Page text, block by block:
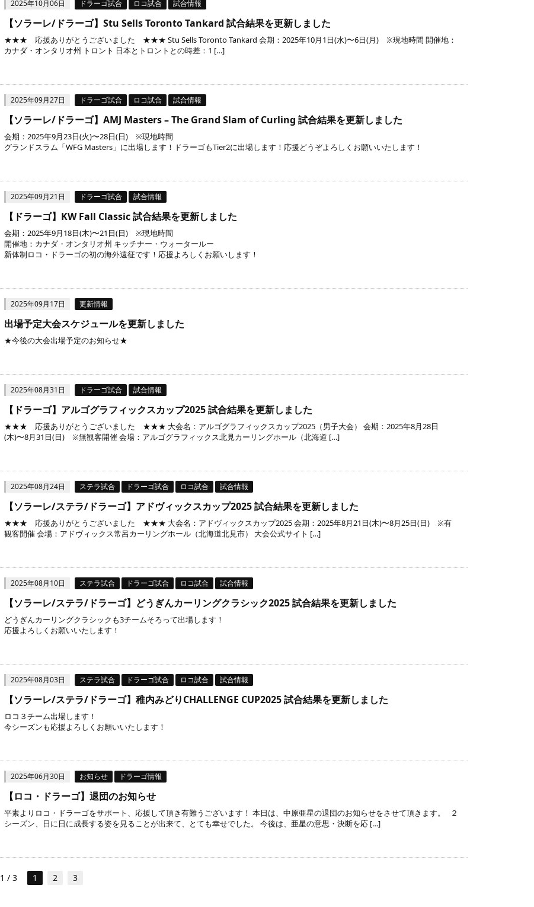
2025年10月06日 ドラーゴ試合 ロコ試合 試合情報
【ソラーレ/ドラーゴ】Stu Sells Toronto Tankard 試合結果を更新しました
★★★ 応援ありがとうございました ★★★ Stu Sells Toronto Tankard 会期：2025年10月1日(水)〜6日(月) ※現地時間 開催地：
カナダ・オンタリオ州 トロント 日本とトロントとの時差：1 […]
2025年09月27日 ドラーゴ試合 ロコ試合 試合情報
【ソラーレ/ドラーゴ】AMJ Masters – The Grand Slam of Curling 試合結果を更新しました
会期：2025年9月23日(火)〜28日(日) ※現地時間
グランドスラム「WFG Masters」に出場します！ドラーゴもTier2に出場します！応援どうぞよろしくお願いいたします！
2025年09月21日 ドラーゴ試合 試合情報
【ドラーゴ】KW Fall Classic 試合結果を更新しました
会期：2025年9月18日(木)〜21日(日) ※現地時間
開催地：カナダ・オンタリオ州 キッチナー・ウォータールー
新体制ロコ・ドラーゴの初の海外遠征です！応援よろしくお願いします！
2025年09月17日 更新情報
出場予定大会スケジュールを更新しました
★今後の大会出場予定のお知らせ★
2025年08月31日 ドラーゴ試合 試合情報
【ドラーゴ】アルゴグラフィックスカップ2025 試合結果を更新しました
★★★ 応援ありがとうございました ★★★ 大会名：アルゴグラフィックスカップ2025（男子大会） 会期：2025年8月28日
(木)〜8月31日(日) ※無観客開催 会場：アルゴグラフィックス北見カーリングホール（北海道 […]
2025年08月24日 ステラ試合 ドラーゴ試合 ロコ試合 試合情報
【ソラーレ/ステラ/ドラーゴ】アドヴィックスカップ2025 試合結果を更新しました
★★★ 応援ありがとうございました ★★★ 大会名：アドヴィックスカップ2025 会期：2025年8月21日(木)〜8月25日(日) ※有
観客開催 会場：アドヴィックス常呂カーリングホール（北海道北見市） 大会公式サイト […]
2025年08月10日 ステラ試合 ドラーゴ試合 ロコ試合 試合情報
【ソラーレ/ステラ/ドラーゴ】どうぎんカーリングクラシック2025 試合結果を更新しました
どうぎんカーリングクラシックも3チームそろって出場します！
応援よろしくお願いいたします！
2025年08月03日 ステラ試合 ドラーゴ試合 ロコ試合 試合情報
【ソラーレ/ステラ/ドラーゴ】稚内みどりCHALLENGE CUP2025 試合結果を更新しました
ロコ３チーム出場します！
今シーズンも応援よろしくお願いいたします！
2025年06月30日 お知らせ ドラーゴ情報
【ロコ・ドラーゴ】退団のお知らせ
平素よりロコ・ドラーゴをサポート、応援して頂き有難うございます！ 本日は、中原亜星の退団のお知らせをさせて頂きます。 ２
シーズン、日に日に成長する姿を見ることが出来て、とても幸せでした。 今後は、亜星の意思・決断を応 […]
1 / 3 1 2 3